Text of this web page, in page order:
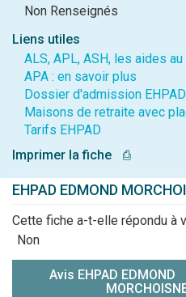
Non Renseignés
Liens utiles
ALS, APL, ASH, les aides
APA : en savoir plus
Dossier d'admission EHPAD
Maisons de retraite avec
Tarifs EHPAD
Imprimer la fiche
⎙
EHPAD EDMOND
Cette fiche a-t-elle répondu à
Non
Avis EHPAD EDMOND